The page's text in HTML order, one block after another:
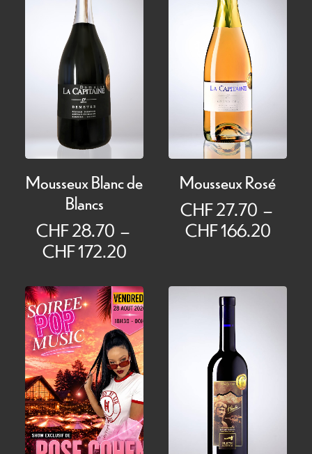
CHF 247.20
Mousseux Blanc de
Blancs
CHF28.70 –
CHF172.20Plage
prix :
CHF 28.70
à
CHF 172.20
Mousseux Rosé
CHF27.70 –
CHF166.20Plage
CHF